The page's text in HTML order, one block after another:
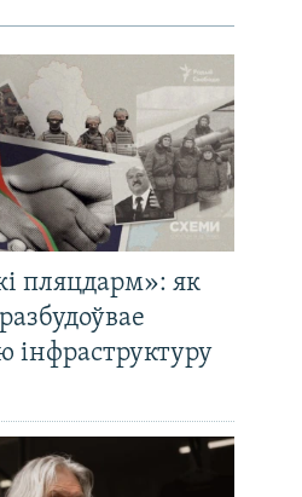
пляцдарм»: як
інфраструктуру